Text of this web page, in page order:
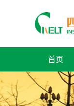
首页